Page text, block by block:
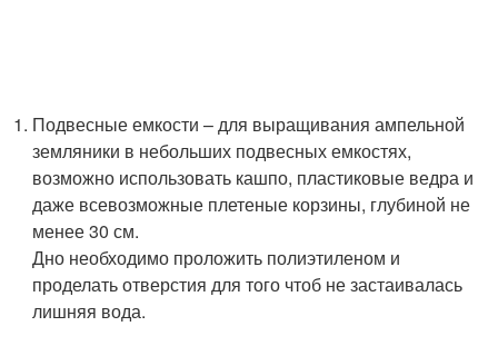
Подвесные емкости – для выращивания ампельной
земляники в небольших подвесных емкостях,
возможно использовать кашпо, пластиковые ведра и
даже всевозможные плетеные корзины, глубиной не
менее 30 см.
Дно необходимо проложить полиэтиленом и
проделать отверстия для того чтоб не застаивалась
лишняя вода.